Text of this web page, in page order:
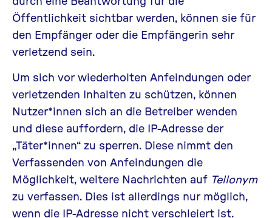
Öffentlichkeit sichtbar werden, können sie für
den Empfänger oder die Empfängerin sehr
verletzend sein.
Um sich vor wiederholten Anfeindungen oder
verletzenden Inhalten zu schützen, können
Nutzer*innen sich an die Betreiber wenden
und diese auffordern, die IP-Adresse der
„Täter*innen“ zu sperren. Diese nimmt den
Verfassenden von Anfeindungen die
Möglichkeit, weitere Nachrichten auf Tellonym
zu verfassen. Dies ist allerdings nur möglich,
wenn die IP-Adresse nicht verschleiert ist.